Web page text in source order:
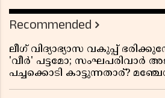
Recommended
ലീഗ് വിദ്യാഭ്യാസ വകുപ്പ്
'വീർ' പട്ടമോ; സംഘപരിവാർ
പച്ചക്കൊടി കാട്ടുന്നതാര്?